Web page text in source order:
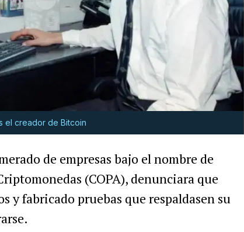
el creador de Bitcoin
de empresas bajo el nombre de
(COPA), denunciara que
y fabricado pruebas que respaldasen su